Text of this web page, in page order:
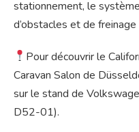
stationnement, le
d’obstacles et de freinage
Pour découvrir le
Caravan Salon de
sur le stand de
D52-01).